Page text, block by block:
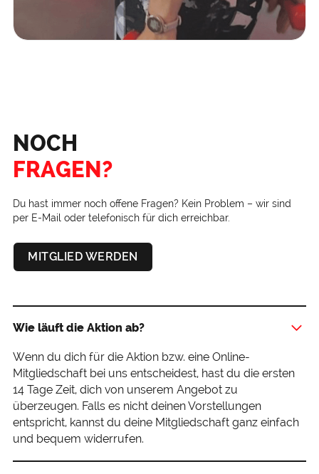
NOCH
FRAGEN?
Du hast immer noch offene Fragen? Kein Problem – wir sind
per E-Mail oder telefonisch für dich erreichbar.
MITGLIED WERDEN
Wie läuft die Aktion ab?
Wenn du dich für die Aktion bzw. eine Online-
Mitgliedschaft bei uns entscheidest, hast du die ersten
14 Tage Zeit, dich von unserem Angebot zu
überzeugen. Falls es nicht deinen Vorstellungen
entspricht, kannst du deine Mitgliedschaft ganz einfach
und bequem widerrufen.